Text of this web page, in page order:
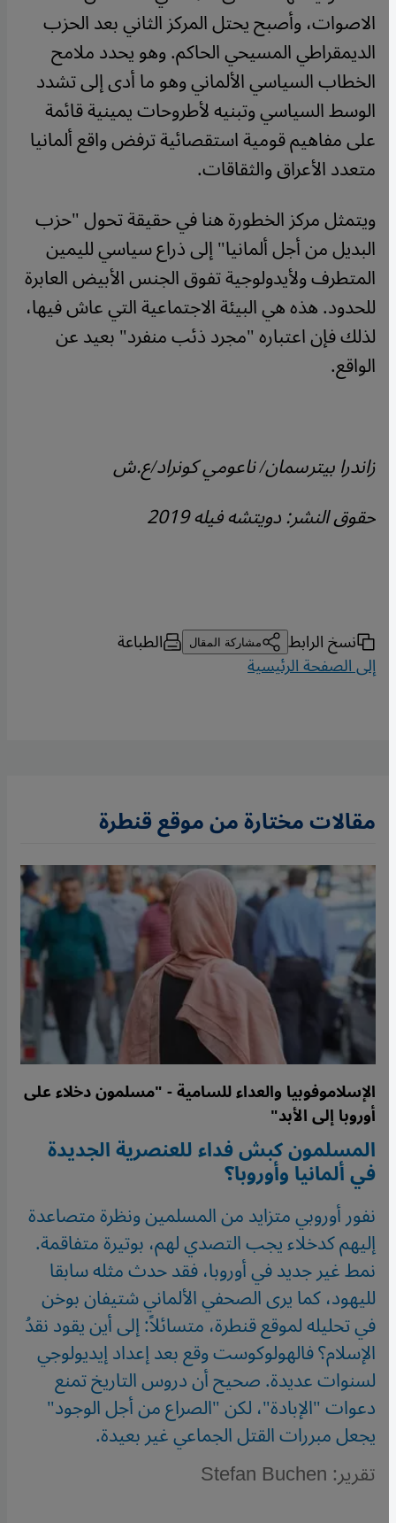
الاصوات، وأصبح يحتل المركز الثاني بعد الحزب
الديمقراطي المسيحي الحاكم. وهو يحدد ملامح
الخطاب السياسي الألماني وهو ما أدى إلى تشدد
الوسط السياسي وتبنيه لأطروحات يمينية قائمة
على مفاهيم قومية استقصائية ترفض واقع ألمانيا
متعدد الأعراق والثقاقات.
ويتمثل مركز الخطورة هنا في حقيقة تحول "حزب
البديل من أجل ألمانيا" إلى ذراع سياسي لليمين
المتطرف ولأيدولوجية تفوق الجنس الأبيض العابرة
للحدود. هذه هي البيئة الاجتماعية التي عاش فيها،
لذلك فإن اعتباره "مجرد ذئب منفرد" بعيد عن
الواقع.
زاندرا بيترسمان/ ناعومي كونراد/ع.ش
حقوق النشر: دويتشه فيله 2019
نسخ الرابط مشاركة المقال الطباعة
إلى الصفحة الرئيسية
مقالات مختارة من موقع قنطرة
الإسلاموفوبيا والعداء للسامية - "مسلمون دخلاء على
أوروبا إلى الأبد"
المسلمون كبش فداء للعنصرية الجديدة
في ألمانيا وأوروبا؟
نفور أوروبي متزايد من المسلمين ونظرة متصاعدة
إليهم كدخلاء يجب التصدي لهم، بوتيرة متفاقمة.
نمط غير جديد في أوروبا، فقد حدث مثله سابقا
لليهود، كما يرى الصحفي الألماني شتيفان بوخن
في تحليله لموقع قنطرة، متسائلاً: إلى أين يقود نقدُ
الإسلام؟ فالهولوكوست وقع بعد إعداد إيديولوجي
لسنوات عديدة. صحيح أن دروس التاريخ تمنع
دعوات "الإبادة"، لكن "الصراع من أجل الوجود"
يجعل مبررات القتل الجماعي غير بعيدة.
تقرير: Stefan Buchen